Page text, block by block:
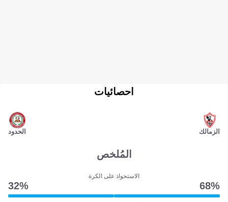
الزمالك
احصائيات
الحدود
المُلخص
الاستحواذ على الكرة
68‎%‎
32‎%‎